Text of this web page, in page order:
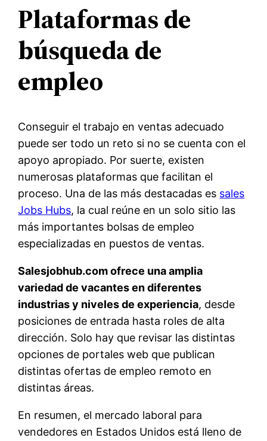
Plataformas de
búsqueda de
empleo
Conseguir el trabajo en ventas adecuado
puede ser todo un reto si no se cuenta con el
apoyo apropiado. Por suerte, existen
numerosas plataformas que facilitan el
proceso. Una de las más destacadas es sales
Jobs Hubs, la cual reúne en un solo sitio las
más importantes bolsas de empleo
especializadas en puestos de ventas.
Salesjobhub.com ofrece una amplia
variedad de vacantes en diferentes
industrias y niveles de experiencia, desde
posiciones de entrada hasta roles de alta
dirección. Solo hay que revisar las distintas
opciones de portales web que publican
distintas ofertas de empleo remoto en
distintas áreas.
En resumen, el mercado laboral para
vendedores en Estados Unidos está lleno de